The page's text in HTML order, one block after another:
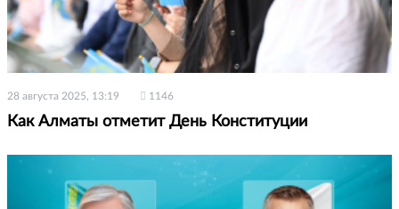
28 августа 2025, 13:19 1146
Как Алматы отметит День Конституции